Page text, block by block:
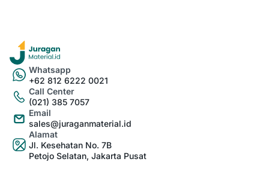
Whatsapp
+62 812 6222 0021
Call Center
(021) 385 7057
Email
sales@juraganmaterial.id
Alamat
Jl. Kesehatan No. 7B
Petojo Selatan, Jakarta Pusat